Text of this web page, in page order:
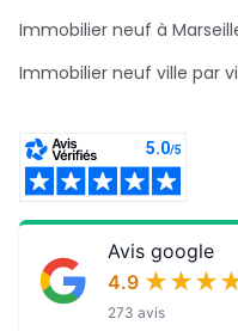
Immobilier neuf à
Immobilier neuf ville par
Avis google
4.9
273 avis